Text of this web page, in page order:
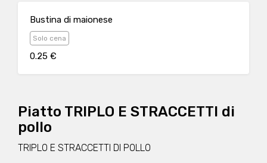
Bustina di maionese
Solo cena
0.25 €
Piatto TRIPLO E STRACCETTI di
pollo
TRIPLO E STRACCETTI DI POLLO